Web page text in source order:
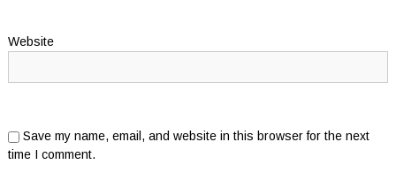
Website
Save my name, email, and website in this browser for the next
time I comment.